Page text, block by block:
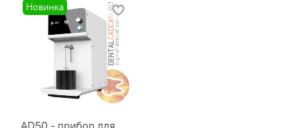
Новинка
AD50 - прибор для